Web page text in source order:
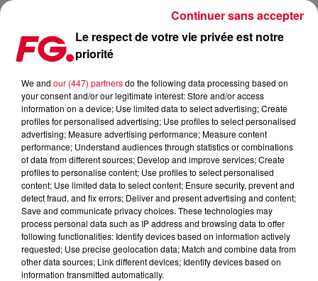
MAINSTAGE : ACRAZE
Le respect de votre vie privée est notre
priorité
We and our (447) partnersdo the following data processing based on
your consent and/or our legitimate interest: Store and/or access
information on a device; Use limited data to select advertising; Create
profiles for personalised advertising; Use profiles to select personalised
advertising; Measure advertising performance; Measure content
performance; Understand audiences through statistics or combinations
of data from different sources; Develop and improve services; Create
profiles to personalise content; Use profiles to select personalised
content; Use limited data to select content; Ensure security, prevent and
detect fraud, and fix errors; Deliver and present advertising and content;
Save and communicate privacy choices. These technologies may
process personal data such as IP address and browsing data to offer
following functionalities: Identify devices based on information actively
requested; Use precise geolocation data; Match and combine data from
other data sources; Link different devices; Identify devices based on
information transmitted automatically.
Continuer sans accepter